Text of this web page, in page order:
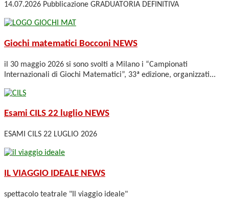
14.07.2026 Pubblicazione GRADUATORIA DEFINITIVA
Giochi matematici Bocconi NEWS
il 30 maggio 2026 si sono svolti a Milano i “Campionati
Internazionali di Giochi Matematici”, 33ª edizione, organizzati...
Esami CILS 22 luglio NEWS
ESAMI CILS 22 LUGLIO 2026
IL VIAGGIO IDEALE NEWS
spettacolo teatrale "Il viaggio ideale"